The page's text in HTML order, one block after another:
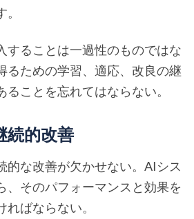
することは一過性のものではな
るための学習、適応、改良の継
ことを忘れてはならない。
続的改善
的な改善が欠かせない。AIシス
、そのパフォーマンスと効果を
ばならない。